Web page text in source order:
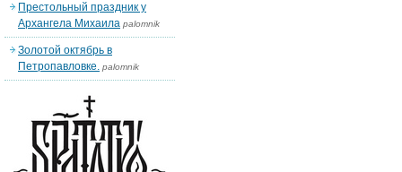
Престольный праздник у
Архангела Михаила palomnik
Золотой октябрь в
Петропавловке. palomnik